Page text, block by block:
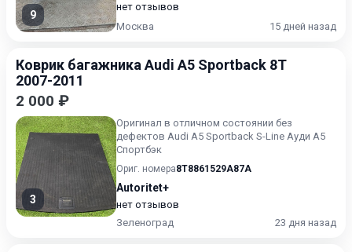
9
нет отзывов
Москва
15 дней назад
Коврик багажника Audi A5 Sportback 8T
2007-2011
2 000 ₽
3
Оригинал в отличном состоянии без
дефектов Audi A5 Sportback S-Line Ауди А5
Спортбэк
Ориг. номера8T8861529A87A
Autoritet+
нет отзывов
Зеленоград
23 дня назад